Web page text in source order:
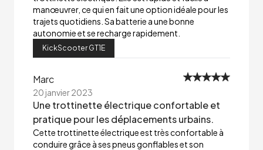
manœuvrer, ce qui en fait une option idéale pour les
trajets quotidiens. Sa batterie a une bonne
autonomie et se recharge rapidement.
KickScooter GT1E
Marc
20 janvier 2023
Une trottinette électrique confortable et
pratique pour les déplacements urbains.
Cette trottinette électrique est très confortable à
conduire grâce à ses pneus gonflables et son